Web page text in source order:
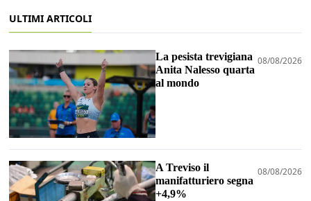
ULTIMI ARTICOLI
La pesista trevigiana
Anita Nalesso quarta
al mondo
08/08/2026
A Treviso il
manifatturiero segna
+4,9%
08/08/2026